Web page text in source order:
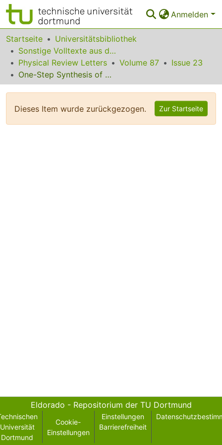
Anmelden
Bereiche & Sammlungen
Das gesamte Repositorium
Statistiken
Startseite
Universitätsbibliothek
Sonstige Volltexte aus dem Bibliotheksangebot
Physical Review Letters
Volume 87
Issue 23
One-Step Synthesis of Multiatom Greenberger-Horne-Zeilinger States
Dieses Item wurde zurückgezogen. Zur Startseite
Eldorado - Repositorium der TU Dortmund
Universität
Dortmund
Cookie-
Einstellungen
Einstellungen
Barrierefreiheit